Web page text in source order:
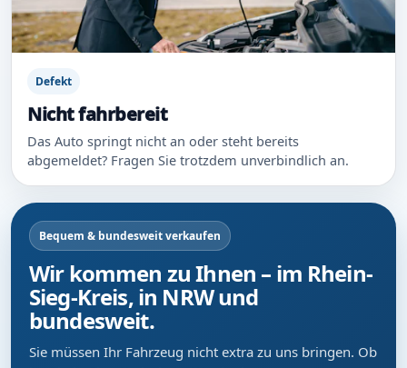
Defekt
Nicht fahrbereit
Das Auto springt nicht an oder steht bereits
abgemeldet? Fragen Sie trotzdem unverbindlich an.
Bequem & bundesweit verkaufen
Wir kommen zu Ihnen – im Rhein-
Sieg-Kreis, in NRW und
bundesweit.
Sie müssen Ihr Fahrzeug nicht extra zu uns bringen. Ob